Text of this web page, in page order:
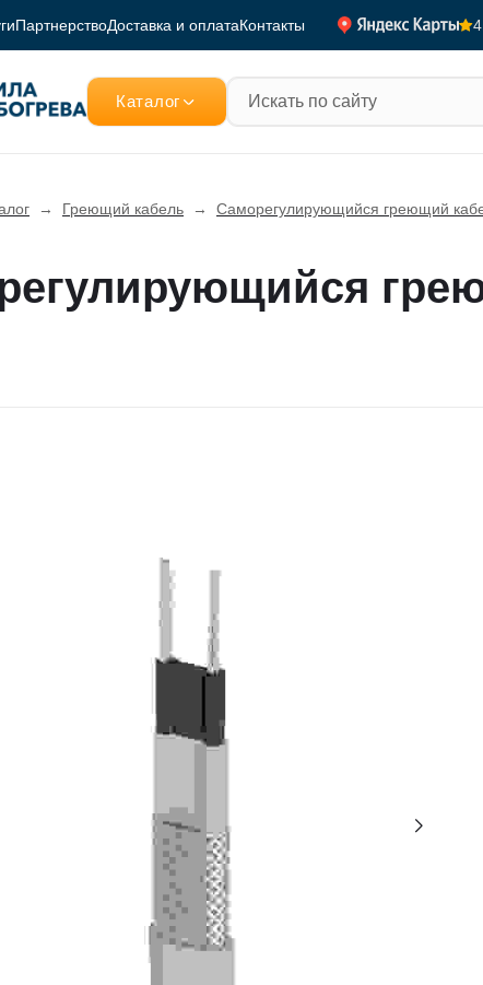
ПартнерствоДоставка и оплатаКонтакты
Каталог
→ Греющий кабель → Саморегулирующийся греющий